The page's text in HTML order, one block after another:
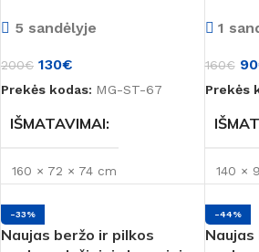
Ąžuolas,Medienos spalva
Šviesi
PREKĖS ŽENKLAS
Montana
5 sandėlyje
200€ 130€
Prekės kodas: MG-ST-67
IŠMATAVIMAI
160 × 72 × 74 cm
BŪKLĖ
1
160€ 90
Prekės
140 ×
BŪKLĖ
-33%
Naujas beržo ir pilkos
-44%